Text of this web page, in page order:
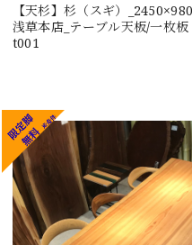
【天杉】杉（スギ）
浅草本店_テーブル天板/一枚
t001